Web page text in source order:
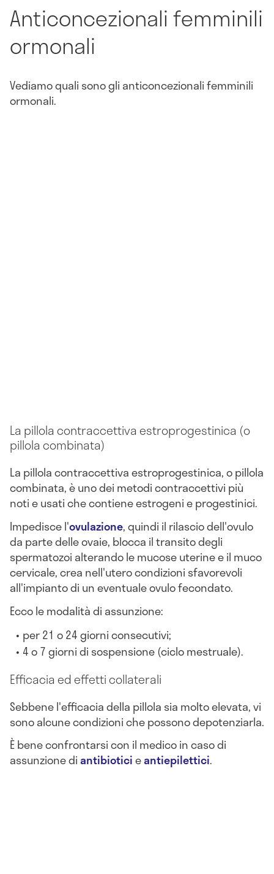
Anticoncezionali femminili
ormonali
Vediamo quali sono gli anticoncezionali femminili
ormonali.
La pillola contraccettiva estroprogestinica (o
pillola combinata)
La pillola contraccettiva estroprogestinica, o pillola
combinata, è uno dei metodi contraccettivi più
noti e usati che contiene estrogeni e progestinici.
Impediscel'ovulazione, quindi il rilascio dell'ovulo
da parte delle ovaie, blocca il transito degli
spermatozoi alterando le mucose uterine e il muco
cervicale, crea nell'utero condizioni sfavorevoli
all'impianto di un eventuale ovulo fecondato.
Ecco le modalità di assunzione:
per 21 o 24 giorni consecutivi;
4 o 7 giorni di sospensione (ciclo mestruale).
Efficacia ed effetti collaterali
Sebbene l'efficacia della pillola sia molto elevata, vi
sono alcune condizioni che possono depotenziarla.
È beneconfrontarsi con il medico in caso di
assunzione diantibioticieantiepilettici.